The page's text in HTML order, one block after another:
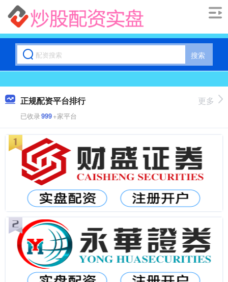
搜索
正规配资平台排行
已收录999+家平台
更多